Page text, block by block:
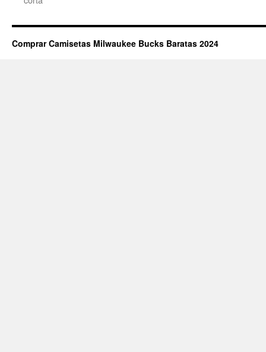
Comprar Camisetas Milwaukee Bucks Baratas 2024